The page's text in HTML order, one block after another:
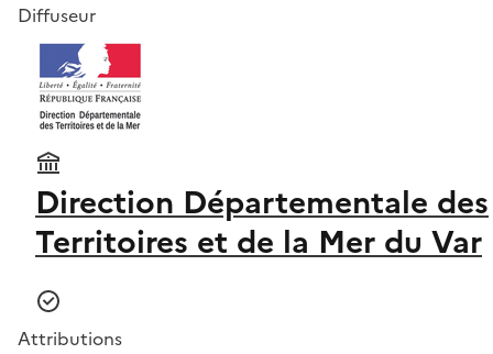
Diffuseur
Direction Départementale des
Territoires et de la Mer du Var
Attributions